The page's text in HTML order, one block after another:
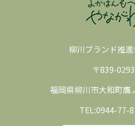
柳川ブランド推
〒839-0293
福岡県柳川市大和町鷹
TEL:0944-77-